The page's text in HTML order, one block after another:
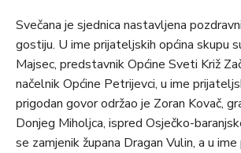
Svečana je sjednica nastavljena
gostiju. U ime prijateljskih općina skupu
Majsec, predstavnik Općine Sveti Križ
načelnik Općine Petrijevci, u ime
prigodan govor održao je Zoran Kovač,
Donjeg Miholjca, ispred Osječko-
se zamjenik župana Dragan Vulin, a u